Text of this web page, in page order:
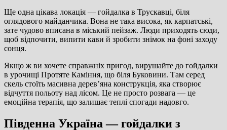
Ще одна цікава локація — гойдалка в Трускавці, біля
оглядового майданчика. Вона не така висока, як карпатські,
зате чудово вписана в міський пейзаж. Люди приходять сюди,
щоб відпочити, випити кави й зробити знімок на фоні заходу
сонця.
Якщо ж ви хочете справжніх пригод, вирушайте до гойдалки
в урочищі Протяте Каміння, що біля Буковини. Там серед
скель стоїть масивна дерев’яна конструкція, яка створює
відчуття польоту над лісом. Це не просто розвага — це
емоційна терапія, що залишає теплі спогади надовго.
Південна Україна — гойдалки з